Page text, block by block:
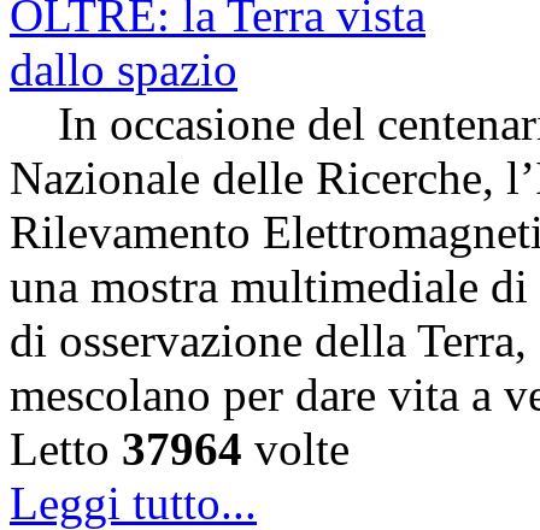
In occasione del
Nazionale delle Ricerche,
Rilevamento
una mostra multimediale
di osservazione della
mescolano per dare vita a
Letto 37964 volte
Leggi tutto...